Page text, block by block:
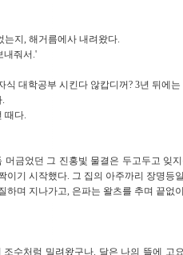
는지, 해거름에사 내려왔다.
내줘서.'
식 대학공부 시킨다 않캅디꺼? 3년 뒤에
때다.
머금었던 그 진홍빛 물결은 두고두고 잊
이기 시작했다. 그 집의 아주까리 장명등
하며 지나가고, 은파는 왈츠를 추며 끝없
수처럼 밀려왔구나. 달은 나의 뜰에 고